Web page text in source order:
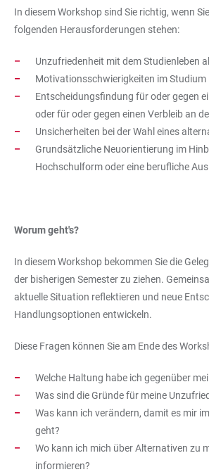
In diesem Workshop sind Sie richtig, wenn
folgenden Herausforderungen stehen:
Unzufriedenheit mit dem Studienleben
Motivationsschwierigkeiten im Studium
Entscheidungsfindung für oder gegen
oder für oder gegen einen Verbleib an
Unsicherheiten bei der Wahl eines
Grundsätzliche Neuorientierung im
Hochschulform oder eine berufliche
Worum geht's?
In diesem Workshop bekommen Sie die
der bisherigen Semester zu ziehen.
aktuelle Situation reflektieren und neue
Handlungsoptionen entwickeln.
Diese Fragen können Sie am Ende des
Welche Haltung habe ich gegenüber
Was sind die Gründe für meine
Was kann ich verändern, damit es mir
geht?
Wo kann ich mich über Alternativen zu
informieren?